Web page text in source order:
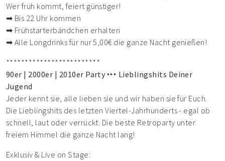
Wer früh kommt, feiert günstiger!
➡ Bis 22 Uhr kommen
➡ Frühstarterbändchen erhalten
➡ Alle Longdrinks für nur 5,00€ die ganze Nacht genießen!
*************************
90er | 2000er | 2010er Party ‣‣‣ Lieblingshits Deiner
Jugend
Jeder kennt sie, alle lieben sie und wir haben sie für Euch.
Die Lieblingshits des letzten Viertel-Jahrhunderts - egal ob
schnell, laut oder verrückt. Die beste Retroparty unter
freiem Himmel die ganze Nacht lang!
Exklusiv & Live on Stage: